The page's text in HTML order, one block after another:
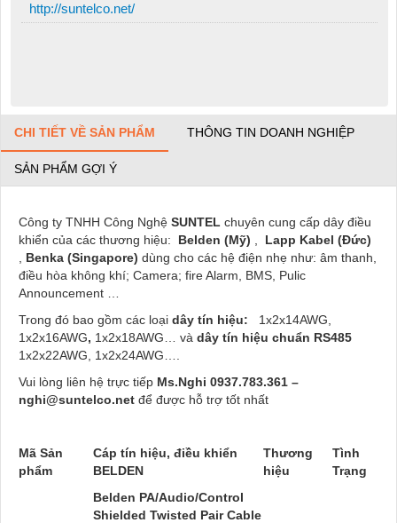
http://suntelco.net/
CHI TIẾT VỀ SẢN PHẨM THÔNG TIN DOANH NGHIỆP
SẢN PHẨM GỢI Ý
Công ty TNHH Công Nghệ SUNTEL chuyên cung cấp dây điều
khiển của các thương hiệu: Belden (Mỹ)
Lapp Kabel (Đức)
Benka (Singapore) dùng cho các hệ điện nhẹ như: âm thanh
điều hòa không khí; Camera; fire Alarm, BMS, Pulic
Announcement …
Trong đó bao gồm các loại dây tín hiệu: 1x2x14AWG,
1x2x16AWG, 1x2x18AWG… và dây tín hiệu chuẩn RS485
1x2x22AWG, 1x2x24AWG….
Vui lòng liên hệ trực tiếp Ms.Nghi 0937.783.361 –
nghi@suntelco.net để được hỗ trợ tốt nhất
Mã Sản
phẩm
Cáp tín hiệu, điều khiển
BELDEN
Thương
hiệu
Tình
Trạng
Belden PA/Audio/Control
Shielded Twisted Pair Cable